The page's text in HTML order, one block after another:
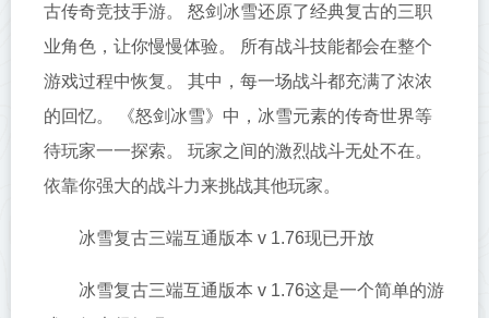
古传奇竞技手游。 怒剑冰雪还原了经典复古的三职
业角色，让你慢慢体验。 所有战斗技能都会在整个
游戏过程中恢复。 其中，每一场战斗都充满了浓浓
的回忆。 《怒剑冰雪》中，冰雪元素的传奇世界等
待玩家一一探索。 玩家之间的激烈战斗无处不在。
依靠你强大的战斗力来挑战其他玩家。
冰雪复古三端互通版本 v 1.76现已开放
冰雪复古三端互通版本 v 1.76这是一个简单的游